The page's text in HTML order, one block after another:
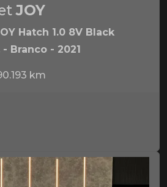
JOY
Hatch 1.0 8V Black
Branco - 2021
km